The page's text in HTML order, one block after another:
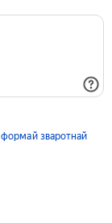
формай зваротнай